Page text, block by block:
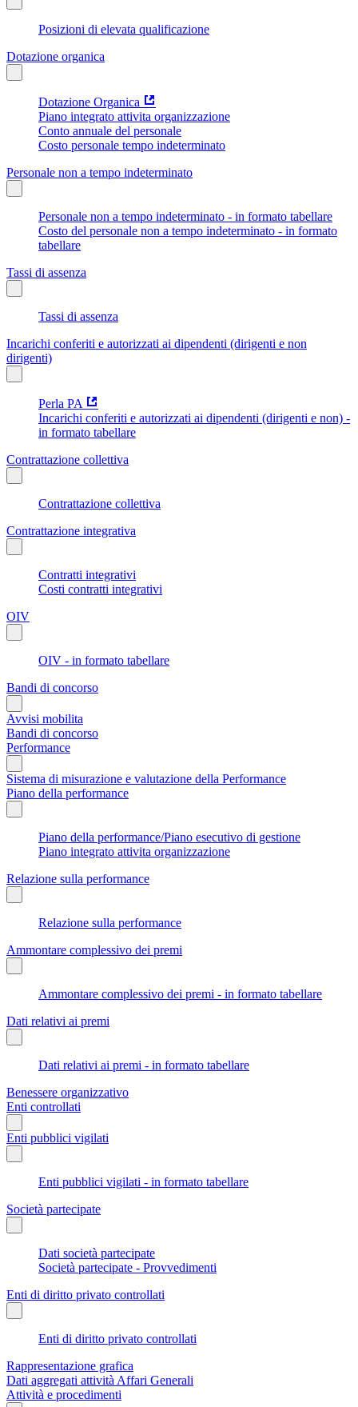
Posizioni di elevata qualificazione
Dotazione organica
Dotazione Organica
Piano integrato attivita organizzazione
Conto annuale del personale
Costo personale tempo indeterminato
Personale non a tempo indeterminato
Personale non a tempo indeterminato - in formato tabellare
Costo del personale non a tempo indeterminato - in formato
tabellare
Tassi di assenza
Tassi di assenza
Incarichi conferiti e autorizzati ai dipendenti (dirigenti e non
dirigenti)
Perla PA
Incarichi conferiti e autorizzati ai dipendenti (dirigenti e non) -
in formato tabellare
Contrattazione collettiva
Contrattazione collettiva
Contrattazione integrativa
Contratti integrativi
Costi contratti integrativi
OIV
OIV - in formato tabellare
Bandi di concorso
Avvisi mobilita
Bandi di concorso
Performance
Sistema di misurazione e valutazione della Performance
Piano della performance
Piano della performance/Piano esecutivo di gestione
Piano integrato attivita organizzazione
Relazione sulla performance
Relazione sulla performance
Ammontare complessivo dei premi
Ammontare complessivo dei premi - in formato tabellare
Dati relativi ai premi
Dati relativi ai premi - in formato tabellare
Benessere organizzativo
Enti controllati
Enti pubblici vigilati
Enti pubblici vigilati - in formato tabellare
Società partecipate
Dati società partecipate
Società partecipate - Provvedimenti
Enti di diritto privato controllati
Enti di diritto privato controllati
Rappresentazione grafica
Dati aggregati attività Affari Generali
Attività e procedimenti